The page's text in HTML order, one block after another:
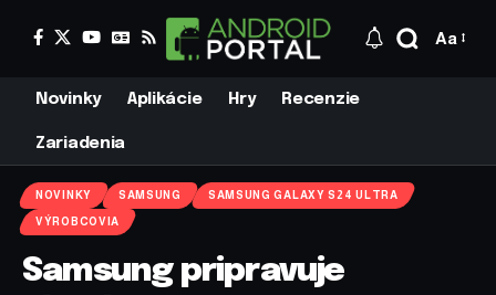
Aa
Novinky Aplikácie Hry Recenzie
Zariadenia
NOVINKY SAMSUNG SAMSUNG GALAXY S24 ULTRA
VÝROBCOVIA
Samsung pripravuje